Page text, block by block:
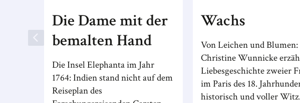
Die Dame mit der
bemalten Hand
Die Insel Elephanta im Jahr
1764: Indien stand nicht auf dem
Reiseplan des
Wachs
Von Leichen und Blumen:
Christine Wunnicke
Liebesgeschichte zweier
im Paris des 18.
historisch und voller